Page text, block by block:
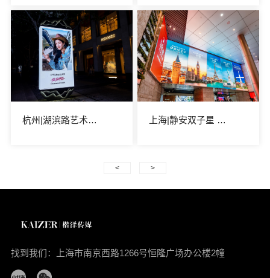
杭州|湖滨路艺术景观矩阵 上海|静安双子星 芮欧百货全场景媒体
< >
找到我们：上海市南京西路1266号恒隆广场办公楼2幢